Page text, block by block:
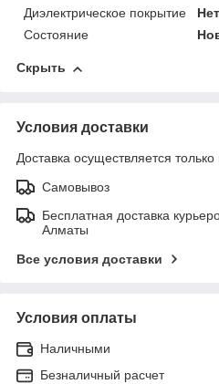
Диэлектрическое покрытие
Нет
Состояние
Скрыть
Условия доставки
Доставка осуществляется
Самовывоз
Бесплатная доставка
Алматы
Все условия доставки
Условия оплаты
Наличными
Безналичный расчет